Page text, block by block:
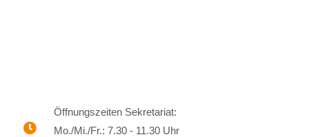
Öffnungszeiten Sekretariat:
Mo./Mi./Fr.: 7.30 - 11.30 Uhr